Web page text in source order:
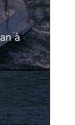
à